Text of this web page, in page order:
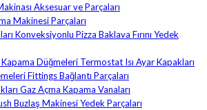
Aksesuar ve Parçaları
Makinesi Parçaları
Konveksiyonlu Pizza Baklava Fırını Yedek
Düğmeleri Termostat Isı Ayar Kapakları
Fittings Bağlantı Parçaları
Gaz Açma Kapama Vanaları
Buzlaş Makinesi Yedek Parçaları